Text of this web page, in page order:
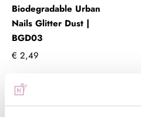
Biodegradable Urban
Nails Glitter Dust |
BGD03
€ 2,49